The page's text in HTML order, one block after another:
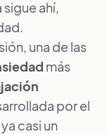
ahí,
una de las
más
por el
casi un